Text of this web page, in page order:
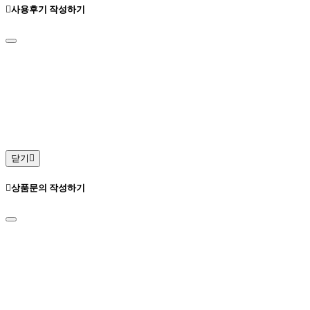
사용후기 작성하기
닫기
상품문의 작성하기